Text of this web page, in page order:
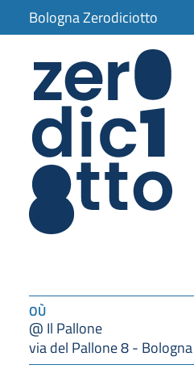
Bologna Zerodiciotto
OÙ
@ Il Pallone
via del Pallone 8 - Bologna